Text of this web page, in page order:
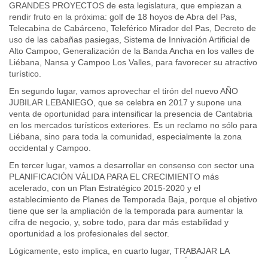
GRANDES PROYECTOS de esta legislatura, que empiezan a
rendir fruto en la próxima: golf de 18 hoyos de Abra del Pas,
Telecabina de Cabárceno, Teleférico Mirador del Pas, Decreto de
uso de las cabañas pasiegas, Sistema de Innivación Artificial de
Alto Campoo, Generalización de la Banda Ancha en los valles de
Liébana, Nansa y Campoo Los Valles, para favorecer su atractivo
turístico.
En segundo lugar, vamos aprovechar el tirón del nuevo AÑO
JUBILAR LEBANIEGO, que se celebra en 2017 y supone una
venta de oportunidad para intensificar la presencia de Cantabria
en los mercados turísticos exteriores. Es un reclamo no sólo para
Liébana, sino para toda la comunidad, especialmente la zona
occidental y Campoo.
En tercer lugar, vamos a desarrollar en consenso con sector una
PLANIFICACIÓN VÁLIDA PARA EL CRECIMIENTO más
acelerado, con un Plan Estratégico 2015-2020 y el
establecimiento de Planes de Temporada Baja, porque el objetivo
tiene que ser la ampliación de la temporada para aumentar la
cifra de negocio, y, sobre todo, para dar más estabilidad y
oportunidad a los profesionales del sector.
Lógicamente, esto implica, en cuarto lugar, TRABAJAR LA